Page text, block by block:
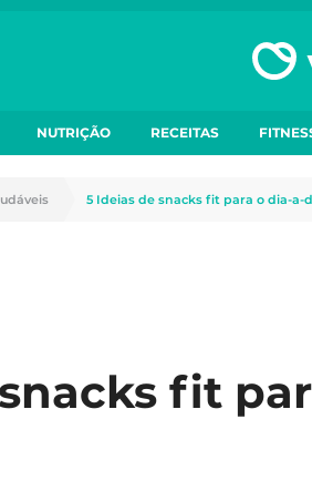
NUTRIÇÃO RECEITAS
5 Ideias de snacks fit para o dia-a-
fit